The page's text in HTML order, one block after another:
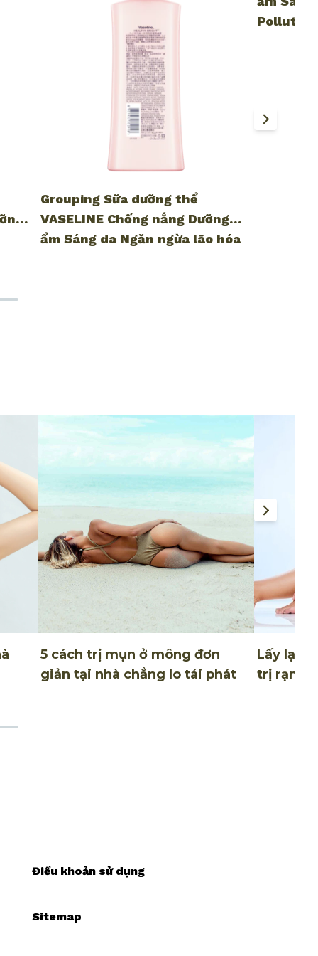
Grouping Sữa dưỡng thể
VASELINE Chống nắng Dưỡng
ẩm Sáng da Ngăn ngừa lão hóa
5 cách trị mụn ở mông đơn
giản tại nhà chẳng lo tái phát
Lấy lại
trị rạn
Điều khoản sử dụng
Sitemap